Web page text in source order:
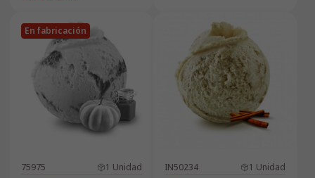
En fabricación
75975 1 Unidad IN50234 1 Unidad